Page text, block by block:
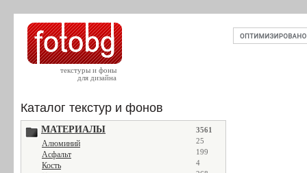
текстуры и фоны
для дизайна
Каталог текстур и фонов
МАТЕРИАЛЫ 3561
Алюминий 25
Асфальт 199
Кость 4